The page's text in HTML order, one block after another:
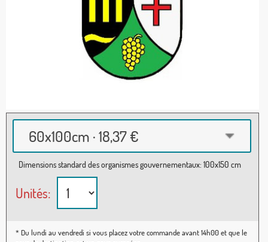
60x100cm · 18,37 €
Dimensions standard des organismes gouvernementaux: 100x150 cm
Unités:
* Du lundi au vendredi si vous placez votre commande avant 14h00 et que le